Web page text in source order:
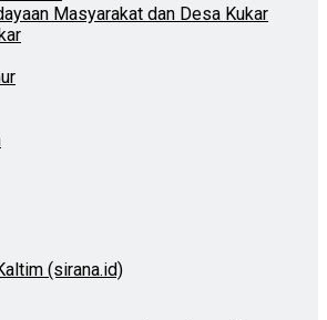
Masyarakat dan Desa Kukar